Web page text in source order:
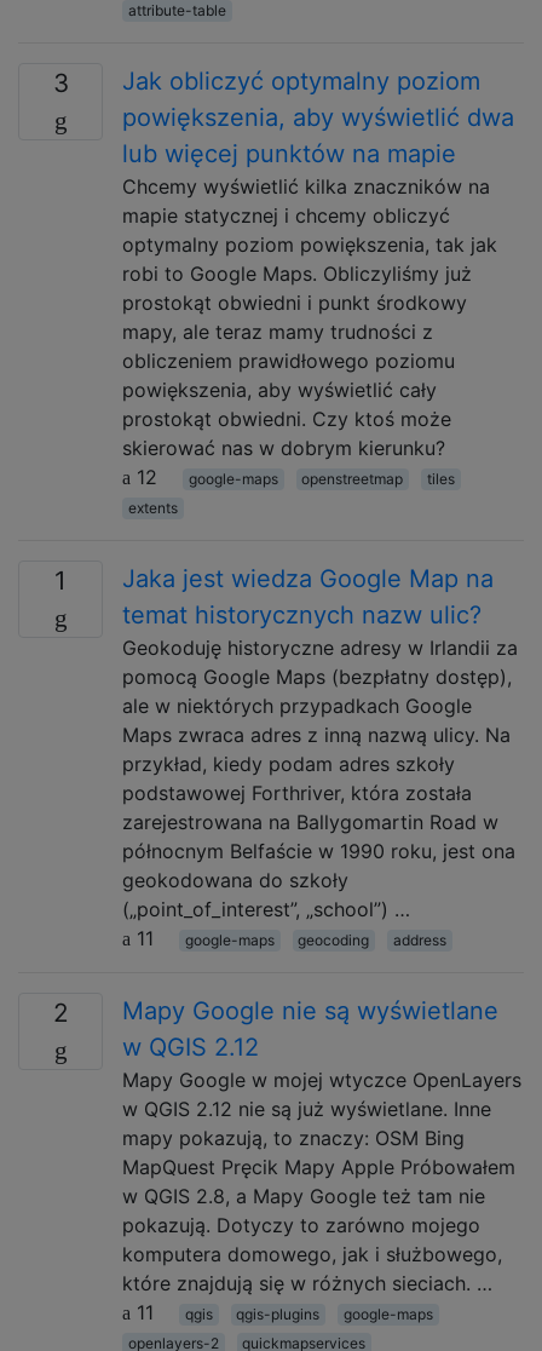
attribute-table
3
Jak obliczyć optymalny poziom
powiększenia, aby wyświetlić dwa
lub więcej punktów na mapie
Chcemy wyświetlić kilka znaczników na
mapie statycznej i chcemy obliczyć
optymalny poziom powiększenia, tak jak
robi to Google Maps. Obliczyliśmy już
prostokąt obwiedni i punkt środkowy
mapy, ale teraz mamy trudności z
obliczeniem prawidłowego poziomu
powiększenia, aby wyświetlić cały
prostokąt obwiedni. Czy ktoś może
skierować nas w dobrym kierunku?
12
google-maps openstreetmap
tiles
extents
1
Jaka jest wiedza Google Map na
temat historycznych nazw ulic?
Geokoduję historyczne adresy w Irlandii za
pomocą Google Maps (bezpłatny dostęp),
ale w niektórych przypadkach Google
Maps zwraca adres z inną nazwą ulicy. Na
przykład, kiedy podam adres szkoły
podstawowej Forthriver, która została
zarejestrowana na Ballygomartin Road w
północnym Belfaście w 1990 roku, jest ona
geokodowana do szkoły
(„point_of_interest”, „school”) …
11
google-maps geocoding address
2
Mapy Google nie są wyświetlane
w QGIS 2.12
Mapy Google w mojej wtyczce OpenLayers
w QGIS 2.12 nie są już wyświetlane. Inne
mapy pokazują, to znaczy: OSM Bing
MapQuest Pręcik Mapy Apple Próbowałem
w QGIS 2.8, a Mapy Google też tam nie
pokazują. Dotyczy to zarówno mojego
komputera domowego, jak i służbowego,
które znajdują się w różnych sieciach. …
11
qgis qgis-plugins
google-maps
openlayers-2
quickmapservices